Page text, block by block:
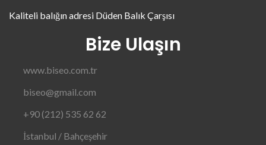
Kaliteli balığın adresi Düden Balık Çarşısı
Bize Ulaşın
www.biseo.com.tr
biseo@gmail.com
+90 (212) 535 62 62
İstanbul / Bahçeşehir